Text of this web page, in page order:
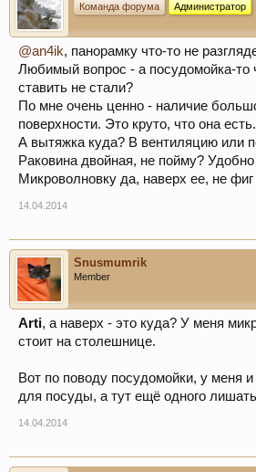
Команда форума Администратор
@an4ik, панорамку что-то не
Любимый вопрос - а посудомойка-то
ставить не стали?
По мне очень ценно - наличие
поверхности. Это круто, что она есть.
А вытяжка куда? В вентиляцию или
Раковина двойная, не пойму? Удобно
Микроволновку да, наверх ее, не
14.04.2014
Snusmumrik
Member
Arti, а наверх - это куда? У меня
стоит на столешнице.
Вот по поводу посудомойки, у меня и
для посуды, а тут ещё одного
14.04.2014